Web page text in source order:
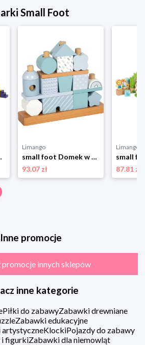
Small Foot
onesize
Limango
small foot Domek w kolorze błękitnym do układania - 12 m+ rozmiar: onesize
93.07 zł
Limango
87.81 zł
Inne promocje
promocje innych sklepów
inne kategorie
Piłki do zabawyZabawki drewniane
Zabawki edukacyjne
artystyczneKlockiPojazdy do zabawy
i figurkiZabawki dla niemowląt